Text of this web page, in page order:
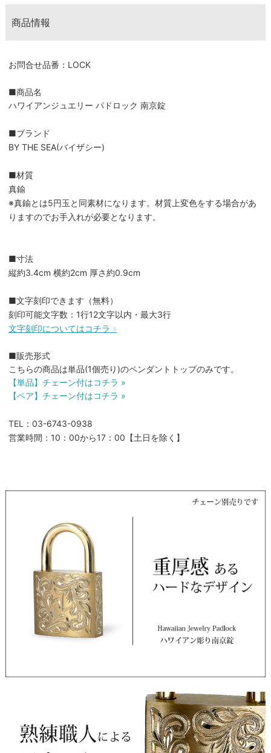
商品情報
お問合せ品番：LOCK
■商品名
ハワイアンジュエリー パドロック 南京錠
■ブランド
BY THE SEA(バイザシー)
■材質
真鍮
※真鍮とは5円玉と同素材になります。材質上変色をする場合があ
りますのでお手入れが必要となります。
■寸法
縦約3.4cm 横約2cm 厚さ約0.9cm
■文字刻印できます（無料）
刻印可能文字数：1行12文字以内・最大3行
文字刻印についてはコチラ »
■販売形式
こちらの商品は単品(1個売り)のペンダントトップのみです。
【単品】チェーン付はコチラ »
【ペア】チェーン付はコチラ »
TEL：03-6743-0938
営業時間：10：00から17：00【土日を除く】